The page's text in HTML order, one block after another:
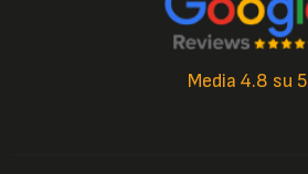
Media 4.8 su 5